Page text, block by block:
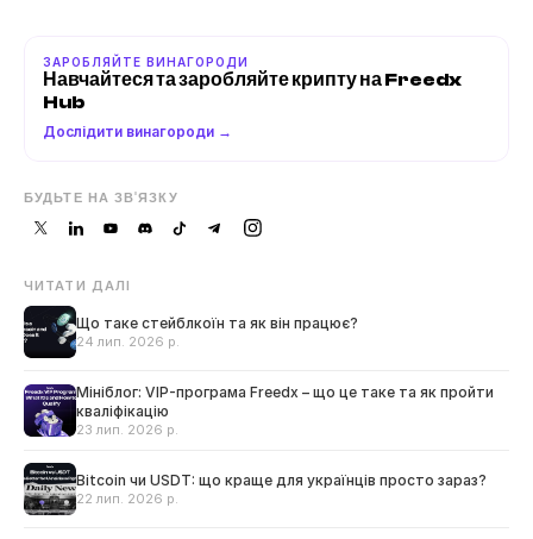
ЗАРОБЛЯЙТЕ ВИНАГОРОДИ
Навчайтеся та заробляйте крипту на Freedx
Hub
Дослідити винагороди →
БУДЬТЕ НА ЗВ'ЯЗКУ
ЧИТАТИ ДАЛІ
Що таке стейблкоїн та як він працює?
24 лип. 2026 р.
Мініблог: VIP-програма Freedx – що це таке та як пройти
кваліфікацію
23 лип. 2026 р.
Bitcoin чи USDT: що краще для українців просто зараз?
22 лип. 2026 р.